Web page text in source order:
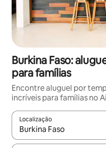
Burkina Faso:
para famílias
Encontre aluguel por
incríveis para famílias no
Localização
Quando os resultados